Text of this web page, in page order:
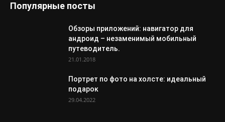
Популярные посты
Обзоры приложений: навигатор для
андроид – незаменимый мобильный
путеводитель.
21.01.2018
Портрет по фото на холсте: идеальный
подарок
29.04.2022